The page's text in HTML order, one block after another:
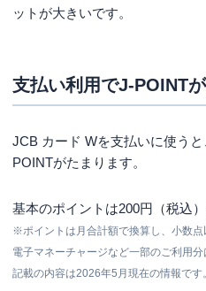
ットが大きいです。
支払い利用でJ-POINT
JCB カード Wを支払いに使う
POINTがたまります。
基本のポイントは200円（税込
※ポイントは月合計額で換算し、小数点
電子マネーチャージなど一部のご利用
記載の内容は2026年5月現在の情報です。